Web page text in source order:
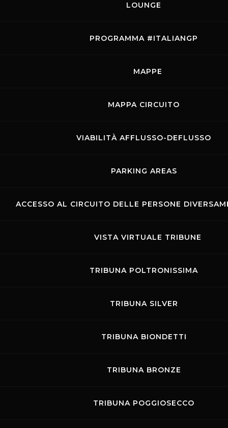
LOUNGE
PROGRAMMA #ITALIANGP
MAPPE
MAPPA CIRCUITO
VIABILITÀ AFFLUSSO-DEFLUSSO
PARKING AREAS
ACCESSO AL CIRCUITO DELLE PERSONE
VISTA VIRTUALE TRIBUNE
TRIBUNA POLTRONISSIMA
TRIBUNA SILVER
TRIBUNA BIONDETTI
TRIBUNA BRONZE
TRIBUNA POGGIOSECCO